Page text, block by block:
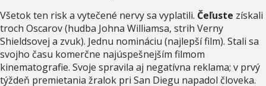
Všetok ten risk a vytečené nervy sa vyplatili. Čeľuste získali
troch Oscarov (hudba Johna Williamsa, strih Verny
Shieldsovej a zvuk). Jednu nomináciu (najlepší film). Stali sa
svojho času komerčne najúspešnejším filmom
kinematografie. Svoje spravila aj negatívna reklama; v prvý
týždeň premietania žralok pri San Diegu napadol človeka.